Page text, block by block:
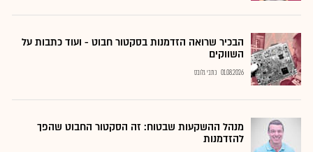
הבכיר שרואה הזדמנות בסקטור חבוט - ועוד כתבות על
השווקים
01.08.2026 כתבי גלובס
מנהל ההשקעות שבטוח: זה הסקטור החבוט שהפך
להזדמנות